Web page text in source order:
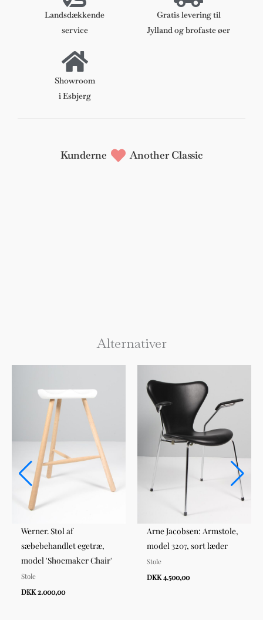
Landsdækkende
service
Gratis levering til
Jylland og brofaste øer
Showroom
i Esbjerg
Kunderne Another Classic
Alternativer
Werner. Stol af
sæbebehandlet egetræ,
model 'Shoemaker Chair'
Stole
DKK 2.000,00
Arne Jacobsen: Armstole,
model 3207, sort læder
Stole
DKK 4.500,00